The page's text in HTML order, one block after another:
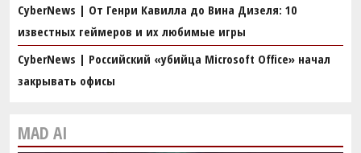
CyberNews | От Генри Кавилла до Вина Дизеля: 10
известных геймеров и их любимые игры
CyberNews | Российский «убийца Microsoft Office» начал
закрывать офисы
MAD AI